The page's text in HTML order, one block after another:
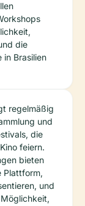
die
in Brasilien
regelmäßig
und
die
feiern.
bieten
Plattform,
und